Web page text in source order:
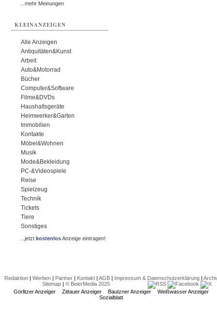
...mehr Meinungen
KLEINANZEIGEN
Alle Anzeigen
Antiquitäten&Kunst
Arbeit
Auto&Motorrad
Bücher
Computer&Software
Filme&DVDs
Haushaltsgeräte
Heimwerker&Garten
Immobilien
Kontakte
Möbel&Wohnen
Musik
Mode&Bekleidung
PC-&Videospiele
Reise
Spielzeug
Technik
Tickets
Tiere
Sonstiges
...jetztkostenlosAnzeige eintragen!
Redaktion| Werben| Partner| Kontakt| AGB| Impressum & Datenschutzerklärung|
Sitemap| © BeierMedia 2025
Görlitzer Anzeiger
Zittauer Anzeiger Bautzner Anzeiger
Weißwasser Anzeiger
Sozialblatt